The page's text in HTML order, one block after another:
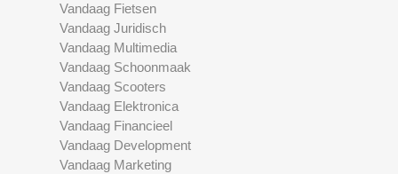
Vandaag Fietsen
Vandaag Juridisch
Vandaag Multimedia
Vandaag Schoonmaak
Vandaag Scooters
Vandaag Elektronica
Vandaag Financieel
Vandaag Development
Vandaag Marketing